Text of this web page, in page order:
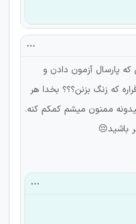
که پارسال آزمون دادن و
که زنگ بزنن؟؟؟ بخدا هر
ممنون میشم کمکم کنه.
باشید😔